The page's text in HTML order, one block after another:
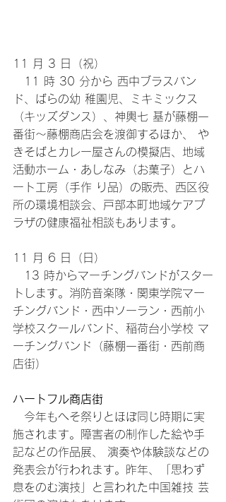
11 月 3 日（祝）
11 時 30 分から 西中ブラスバン
ド、ばらの幼 稚園児、ミキミックス
（キッズダンス）、神輿七 基が藤棚一
番街～藤棚商店会を渡御するほか、 や
きそばとカレー屋さんの模擬店、地域
活動ホーム・あしなみ（お菓子）とハ
ート工房（手作 り品）の販売、西区役
所の環境相談会、戸部本町地域ケアプ
ラザの健康福祉相談もあります。
11 月 6 日（日）
13 時からマーチングバンドがスター
トします。消防音楽隊・関東学院マー
チングバンド・西中ソーラン・西前小
学校スクールバンド、稲荷台小学校 マ
ーチングバンド（藤棚一番街・西前商
店街）
ハートフル商店街
今年もへそ祭りとほぼ同じ時期に実
施されます。障害者の制作した絵や手
記などの作品展、 演奏や体験談などの
発表会が行われます。昨年、「思わず
息をのむ演技」と言われた中国雑技 芸